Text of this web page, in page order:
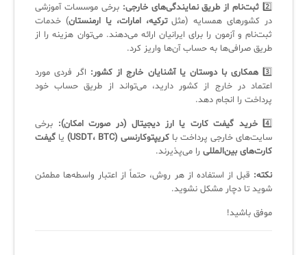
2️⃣ ثبت‌نام از طریق نمایندگی‌های خارجی: برخی موسسات آموزشی
در کشورهای همسایه (مثلترکیه، امارات، یا ارمنستان) خدمات
ثبت‌نام و آزمون را برای ایرانیان ارائه می‌دهند. می‌توان هزینه را از
طریق صرافی‌ها به حساب آن‌ها واریز کرد.
3️⃣ همکاری با دوستان یا آشنایان خارج از کشور: اگر فردی مورد
اعتماد در خارج از کشور دارید، می‌تواند از طریق حساب خود
پرداخت را انجام دهد.
4️⃣ خرید گیفت کارت یا ارز دیجیتال (در صورت امکان): برخی
سایت‌های خارجی پرداخت با کریپتوکارنسی (USDT، BTC) یا گیفت
کارت‌های بین‌المللی را می‌پذیرند.
نکته: قبل از استفاده از هر روش، حتماً از اعتبار واسطه‌ها مطمئن
شوید تا دچار مشکل نشوید.
موفق باشید!